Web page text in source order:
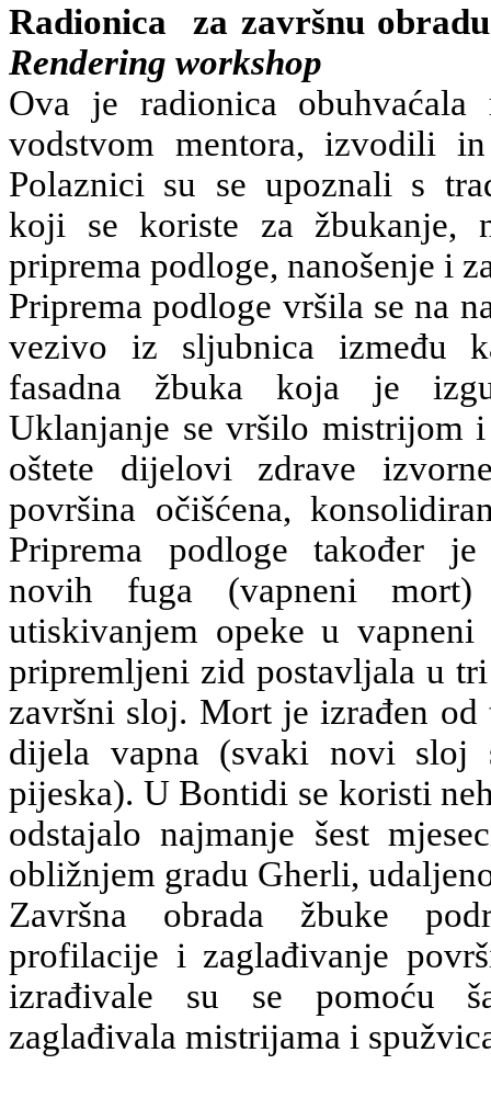
Radionica za završnu
Rendering workshop
Ova je radionica
vodstvom mentora, izvodili
Polaznici su se upoznali s
koji se koriste za žbukanje,
priprema podloge, nanošenje i
Priprema podloge vršila se na
vezivo iz sljubnica između
fasadna žbuka koja je
Uklanjanje se vršilo mistrijom
oštete dijelovi zdrave
površina očišćena,
Priprema podloge također
novih fuga (vapneni
utiskivanjem opeke u
pripremljeni zid postavljala u
završni sloj. Mort je izrađen
dijela vapna (svaki novi sloj
pijeska). U Bontidi se koristi
odstajalo najmanje šest
obližnjem gradu Gherli,
Završna obrada žbuke
profilacije i zaglađivanje
izrađivale su se pomoću
zaglađivala mistrijama i